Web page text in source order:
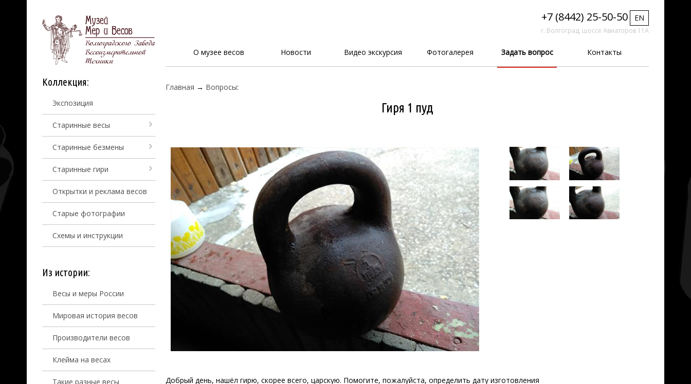
+7 (8442) 25-50-50 EN
г. Волгоград, шоссе Авиаторов 11А
О музее весов Новости Видео экскурсия Фотогалерея Задать вопрос Контакты
Коллекция:
Экспозиция
Старинные весы
Старинные безмены
Старинные гири
Открытки и реклама весов
Старые фотографии
Схемы и инструкции
Из истории:
Весы и меры России
Мировая история весов
Производители весов
Клейма на весах
Такие разные весы
Главная → Вопросы:
Гиря 1 пуд
Добрый день, нашёл гирю, скорее всего, царскую. Помогите, пожалуйста, определить дату изготовления